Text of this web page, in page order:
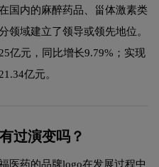
国内的麻醉药品、甾体激素类
领域建立了领导或领先地位。
亿元，同比增长9.79%；实现
亿元。
过演变吗？
医药的品牌logo在发展过程中